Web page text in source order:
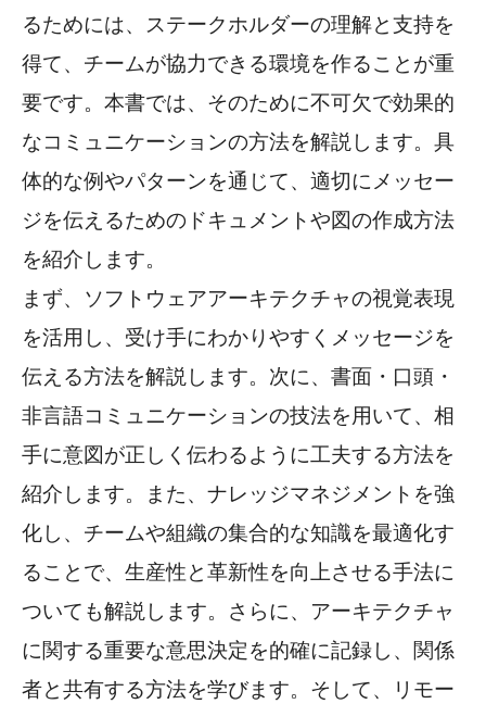
るためには、ステークホルダーの理解と支持を
得て、チームが協力できる環境を作ることが重
要です。本書では、そのために不可欠で効果的
なコミュニケーションの方法を解説します。具
体的な例やパターンを通じて、適切にメッセー
ジを伝えるためのドキュメントや図の作成方法
を紹介します。
まず、ソフトウェアアーキテクチャの視覚表現
を活用し、受け手にわかりやすくメッセージを
伝える方法を解説します。次に、書面・口頭・
非言語コミュニケーションの技法を用いて、相
手に意図が正しく伝わるように工夫する方法を
紹介します。また、ナレッジマネジメントを強
化し、チームや組織の集合的な知識を最適化す
ることで、生産性と革新性を向上させる手法に
ついても解説します。さらに、アーキテクチャ
に関する重要な意思決定を的確に記録し、関係
者と共有する方法を学びます。そして、リモー